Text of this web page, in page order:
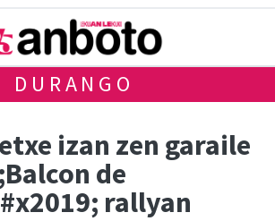
DURANGO
izan zen garaile
de
rallyan